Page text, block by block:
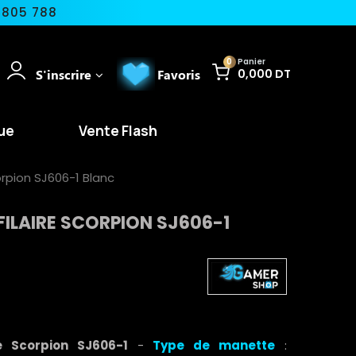
788
0 Panier
0,000 DT
Favoris
S'inscrire
Vente Flash
SJ606-1 Blanc
SCORPION SJ606-1
SJ606-1 - Type de manette :